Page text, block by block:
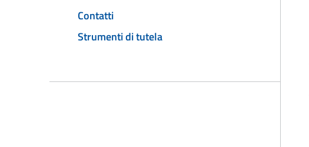
Contatti
Strumenti di tutela